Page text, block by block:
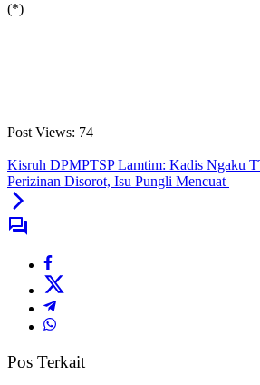
(*)
Post Views: 74
‎Kisruh DPMPTSP Lamtim: Kadis Ngaku
Perizinan Disorot, Isu Pungli Mencuat ‎
Pos Terkait